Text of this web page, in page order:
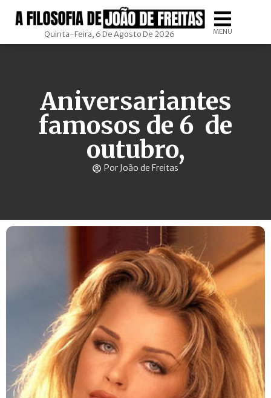
Quinta-Feira, 6 De Agosto De 2026 MENU
Aniversariantes
famosos de 6 de
outubro,
Por João de Freitas